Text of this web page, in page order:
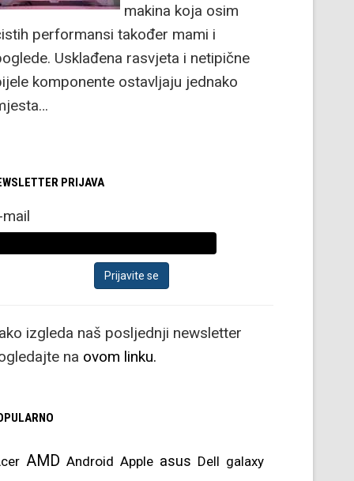
makina koja osim
performansi također mami i
Usklađena rasvjeta i netipične
komponente ostavljaju jednako
PRIJAVA
izgleda naš posljednji newsletter
na ovom linku.
AMD Android Apple asus Dell galaxy